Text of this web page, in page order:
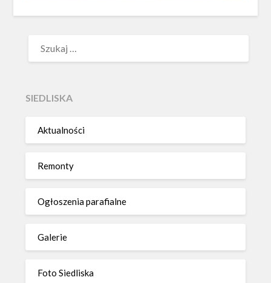
SIEDLISKA
Aktualności
Remonty
Ogłoszenia parafialne
Galerie
Foto Siedliska